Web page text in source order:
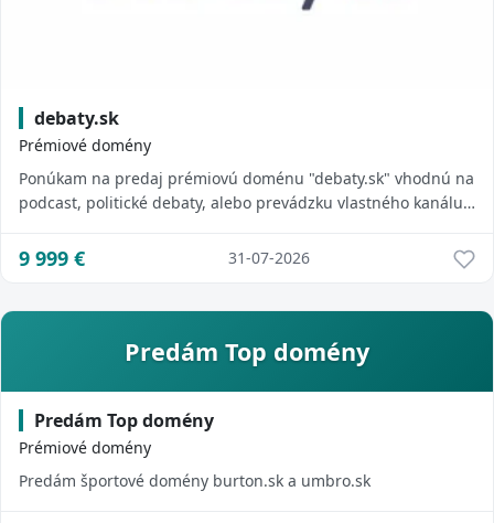
debaty.sk
Prémiové domény
Ponúkam na predaj prémiovú doménu "debaty.sk" vhodnú na
podcast, politické debaty, alebo prevádzku vlastného kanálu.
9 999 € 31-07-2026
Predám Top domény
Predám Top domény
Prémiové domény
Predám športové domény burton.sk a umbro.sk